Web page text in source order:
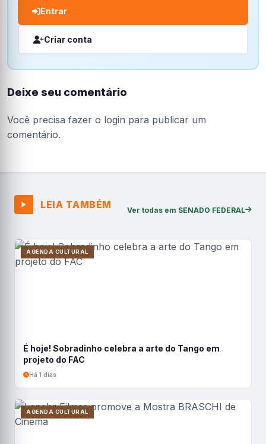
Entrar
Criar conta
Deixe seu comentário
Você precisa fazer o login para publicar um
comentário.
LEIA TAMBÉM Ver todas em SENADO FEDERAL
AGENDA CULTURAL
É hoje! Sobradinho celebra a arte do Tango em
projeto do FAC
Há 1 dias
AGENDA CULTURAL